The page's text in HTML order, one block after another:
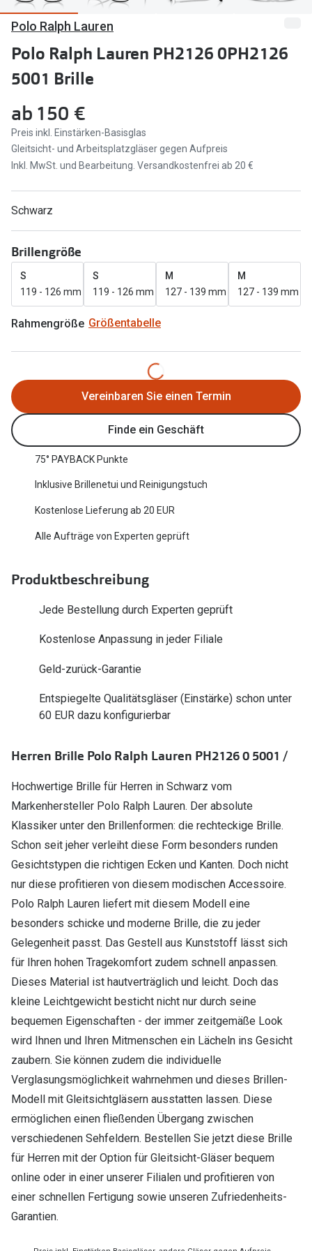
Marken
Ray-Ban
DbyD
Prada
Seen
Miu Miu
alle Marken
Brillenpass richtig lesen
Alle Brillen Ratgeber
Angebote
Brillen 2 für 1
20% auf selbsttönende Gläser
Back to School: 50% auf die zweite Kinderbrille
Trends
Ray-Ban Meta
Oakley Meta
Glaspakete
Glasveredelungen
Brillenglas Typen
Transitions Gläser
Stellest®-Brillengläser
Zubehör
Brillenbügel
Brillenetuis
Brillenkettchen
Marken
Oakley
Ray-Ban
Randlose
Farbe
Polo Ralph Lauren
Polo Ralph Lauren PH2126 0PH2126
5001 Brille
ab 150 €
Preis inkl. Einstärken-Basisglas
Gleitsicht- und Arbeitsplatzgläser gegen Aufpreis
Inkl. MwSt. und Bearbeitung. Versandkostenfrei ab 20 €
Schwarz
Brillengröße
S
119 - 126 mm
S
119 - 126 mm
M
127 - 139 mm
M
127 - 139 mm
Rahmengröße Größentabelle
Vereinbaren Sie einen Termin
Finde ein Geschäft
75° PAYBACK Punkte
Inklusive Brillenetui und Reinigungstuch
Kostenlose Lieferung ab 20 EUR
Alle Aufträge von Experten geprüft
Produktbeschreibung
Jede Bestellung durch Experten geprüft
Kostenlose Anpassung in jeder Filiale
Geld-zurück-Garantie
Entspiegelte Qualitätsgläser (Einstärke) schon unter
60 EUR dazu konfigurierbar
Herren Brille Polo Ralph Lauren PH2126 0 5001 /
Hochwertige Brille für Herren in Schwarz vom
Markenhersteller Polo Ralph Lauren. Der absolute
Klassiker unter den Brillenformen: die rechteckige Brille.
Schon seit jeher verleiht diese Form besonders runden
Gesichtstypen die richtigen Ecken und Kanten. Doch nicht
nur diese profitieren von diesem modischen Accessoire.
Polo Ralph Lauren liefert mit diesem Modell eine
besonders schicke und moderne Brille, die zu jeder
Gelegenheit passt. Das Gestell aus Kunststoff lässt sich
für Ihren hohen Tragekomfort zudem schnell anpassen.
Dieses Material ist hautverträglich und leicht. Doch das
kleine Leichtgewicht besticht nicht nur durch seine
bequemen Eigenschaften - der immer zeitgemäße Look
wird Ihnen und Ihren Mitmenschen ein Lächeln ins Gesicht
zaubern. Sie können zudem die individuelle
Verglasungsmöglichkeit wahrnehmen und dieses Brillen-
Modell mit Gleitsichtgläsern ausstatten lassen. Diese
ermöglichen einen fließenden Übergang zwischen
verschiedenen Sehfeldern. Bestellen Sie jetzt diese Brille
für Herren mit der Option für Gleitsicht-Gläser bequem
online oder in einer unserer Filialen und profitieren von
einer schnellen Fertigung sowie unseren Zufriedenheits-
Garantien.